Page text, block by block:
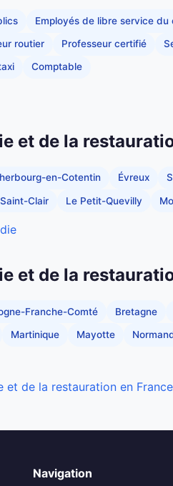
Employés de libre service
routier Professeur certifié
Comptable
et de la
en-Cotentin Évreux
Clair Le Petit-Quevilly
et de la
Franche-Comté Bretagne
Martinique Mayotte
de la restauration en France
Navigation